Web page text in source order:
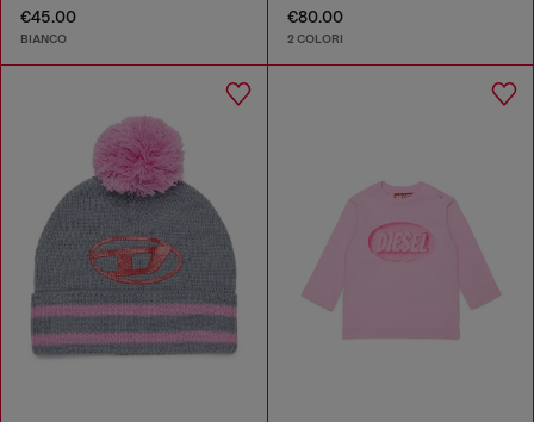
€45.00
BIANCO
€80.00
2 COLORI